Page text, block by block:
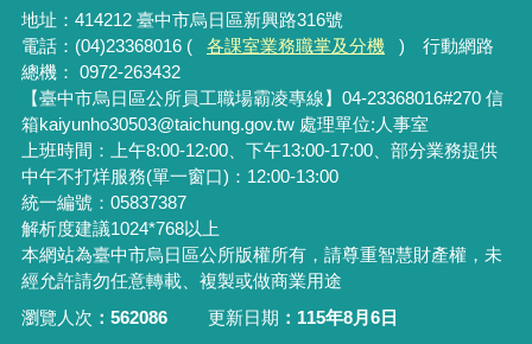
地址：414212 臺中市烏日區新興路316號
電話：(04)23368016 (
各課室業務職掌及分機
) 行動網路
總機： 0972-263432
【臺中市烏日區公所員工職場霸凌專線】04-23368016#270 信
箱kaiyunho30503@taichung.gov.tw 處理單位:人事室
上班時間：上午8:00-12:00、下午13:00-17:00、部分業務提供
中午不打烊服務(單一窗口)：12:00-13:00
統一編號：05837387
解析度建議1024*768以上
本網站為臺中市烏日區公所版權所有，請尊重智慧財產權，未
經允許請勿任意轉載、複製或做商業用途
瀏覽人次
562086 更新日期 115年8月6日